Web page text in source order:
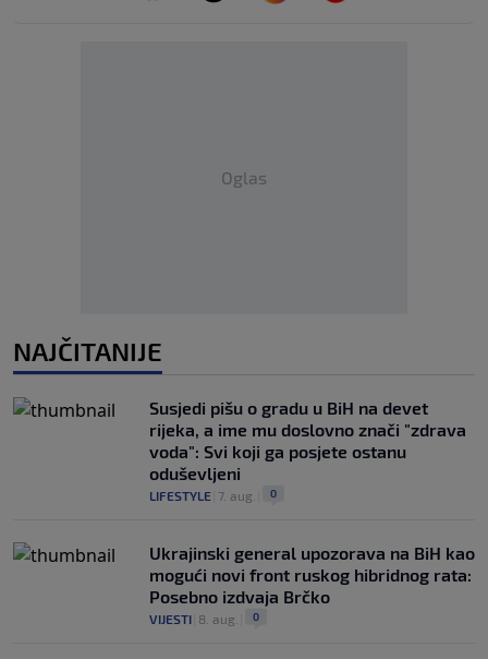
Oglas
NAJČITANIJE
Susjedi pišu o gradu u BiH na devet
rijeka, a ime mu doslovno znači "zdrava
voda": Svi koji ga posjete ostanu
oduševljeni
LIFESTYLE 7. aug. 0
Ukrajinski general upozorava na BiH kao
mogući novi front ruskog hibridnog rata:
Posebno izdvaja Brčko
VIJESTI 8. aug. 0